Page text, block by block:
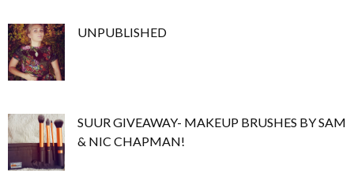
UNPUBLISHED
SUUR GIVEAWAY- MAKEUP BRUSHES BY SAM
& NIC CHAPMAN!